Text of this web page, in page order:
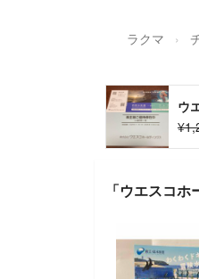
ラクマ
ウ
「ウエスコ